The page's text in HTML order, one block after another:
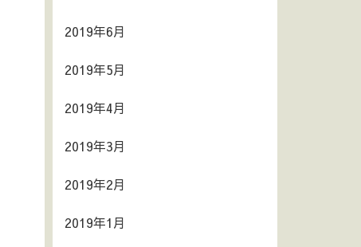
2019年6月
2019年5月
2019年4月
2019年3月
2019年2月
2019年1月